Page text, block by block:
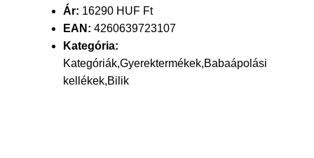
Ár: 16290 HUF Ft
EAN: 4260639723107
Kategória:
Kategóriák,Gyerektermékek,Babaápolási
kellékek,Bilik